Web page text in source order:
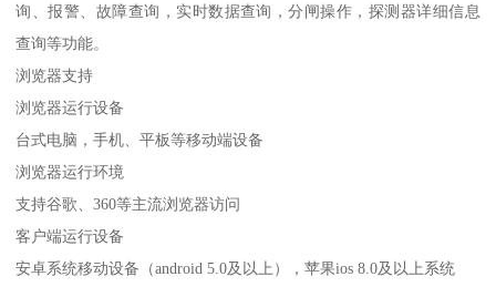
询、报警、故障查询，实时数据查询，分闸操作，探测器详细信息
查询等功能。
浏览器支持
浏览器运行设备
台式电脑，手机、平板等移动端设备
浏览器运行环境
支持谷歌、360等主流浏览器访问
客户端运行设备
安卓系统移动设备（android 5.0及以上），苹果ios 8.0及以上系统